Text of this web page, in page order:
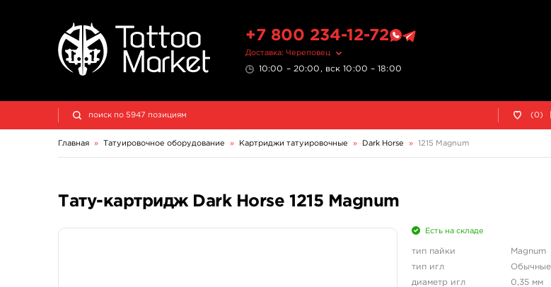
+7 800 234-12-72
Доставка: Череповец
10:00 – 20:00, вск 10:00 – 18:00
(0)
Главная » Татуировочное оборудование » Картриджи татуировочные » Dark Horse » 1215 Magnum
Тату-картридж Dark Horse 1215 Magnum
Есть на складе
тип пайки
Magnum
тип игл
Обычные
диаметр игл
0,35 мм